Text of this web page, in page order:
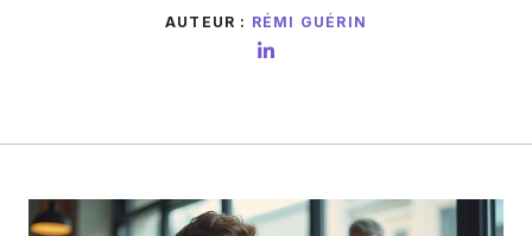
AUTEUR : RÉMI GUÉRIN